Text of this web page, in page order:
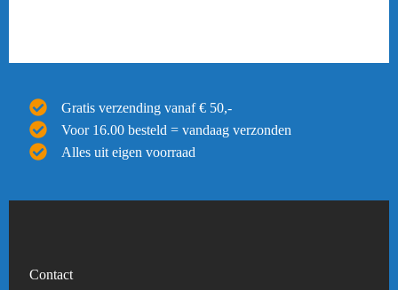
Gratis verzending vanaf € 50,-
Voor 16.00 besteld = vandaag verzonden
Alles uit eigen voorraad
Contact